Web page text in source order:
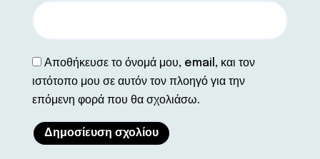
Αποθήκευσε το όνομά μου, email, και τον
ιστότοπο μου σε αυτόν τον πλοηγό για την
επόμενη φορά που θα σχολιάσω.